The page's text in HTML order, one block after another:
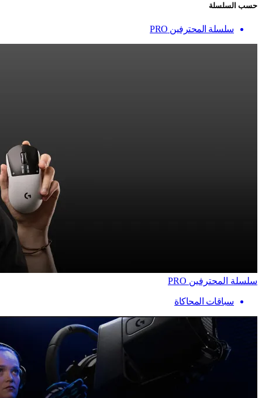
حسب السلسلة
سلسلة المحترفين PRO
سلسلة المحترفين PRO
سباقات المحاكاة